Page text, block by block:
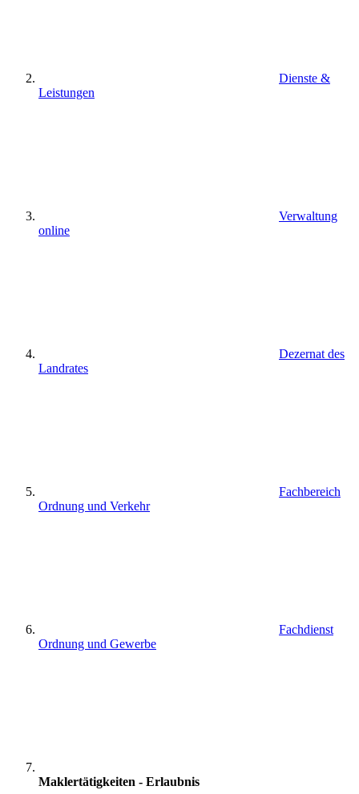
Dienste &
Leistungen
Verwaltung
online
Dezernat des
Landrates
Fachbereich
Ordnung und Verkehr
Fachdienst
Ordnung und Gewerbe
Maklertätigkeiten - Erlaubnis